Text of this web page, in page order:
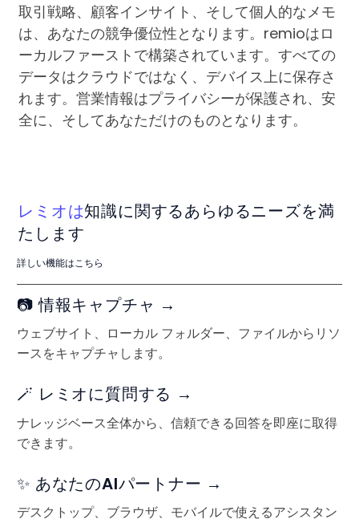
取引戦略、顧客インサイト、そして個人的なメモ
は、あなたの競争優位性となります。remioはロ
ーカルファーストで構築されています。すべての
データはクラウドではなく、デバイス上に保存さ
れます。営業情報はプライバシーが保護され、安
全に、そしてあなただけのものとなります。
レミオは知識に関するあらゆるニーズを満
たします
詳しい機能はこちら
📷 情報キャプチャ →
ウェブサイト、ローカル フォルダー、ファイルからリソ
ースをキャプチャします。
🪄 レミオに質問する →
ナレッジベース全体から、信頼できる回答を即座に取得
できます。
✨ あなたのAIパートナー →
デスクトップ、ブラウザ、モバイルで使えるアシスタン